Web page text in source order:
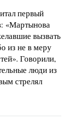
первый
«Мартынова
вызвать
из не в меру
Говорили,
люди из
стрелял